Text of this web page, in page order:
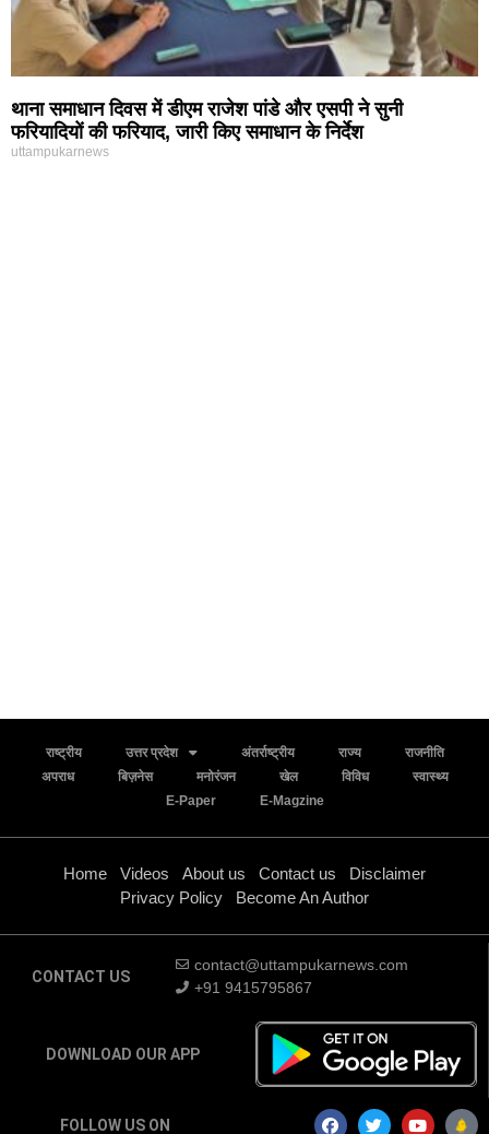
थाना समाधान दिवस में डीएम राजेश पांडे और एसपी ने सुनी
फरियादियों की फरियाद, जारी किए समाधान के निर्देश
uttampukarnews
राष्ट्रीय उत्तर प्रदेश अंतर्राष्ट्रीय राज्य
राजनीति
अपराध
बिज़नेस मनोरंजन खेल विविध
स्वास्थ्य
E-Paper
E-Magzine
Home Videos About us Contact us
Disclaimer
Privacy Policy
Become An Author
CONTACT US
contact@uttampukarnews.com
+91 9415795867
DOWNLOAD OUR APP
FOLLOW US ON